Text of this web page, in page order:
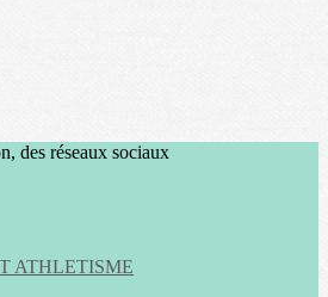
des réseaux sociaux